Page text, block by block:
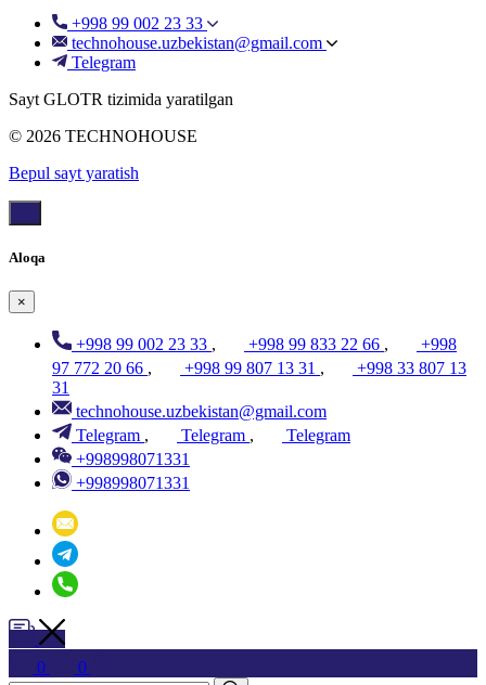
+998 99 002 23 33
technohouse.uzbekistan@gmail.com
Telegram
Sayt GLOTR tizimida yaratilgan
© 2026 TECHNOHOUSE
Bepul sayt yaratish
Aloqa
×
+998 99 002 23 33 , +998 99 833 22 66 ,
+998
97 772 20 66 , +998 99 807 13 31 ,
+998 33 807 13
31
technohouse.uzbekistan@gmail.com
Telegram , Telegram ,
Telegram
+998998071331
+998998071331
0 0